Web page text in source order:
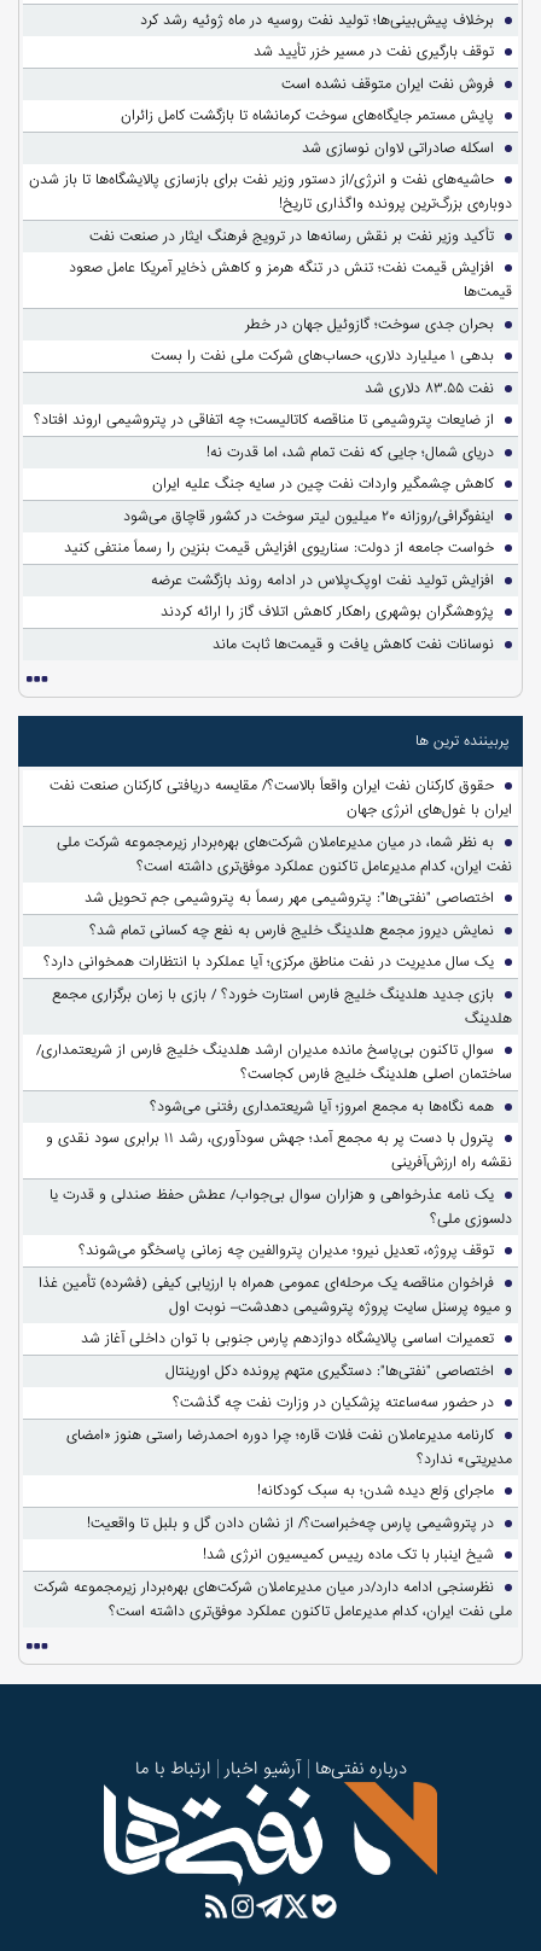
برخلاف پیش‌بینی‌ها؛ تولید نفت روسیه در ماه ژوئیه رشد کرد
توقف بارگیری نفت در مسیر خزر تأیید شد
فروش نفت ایران متوقف نشده است
پایش مستمر جایگاه‌های سوخت کرمانشاه تا بازگشت کامل زائران
اسکله صادراتی لاوان نوسازی شد
حاشیه‌های نفت و انرژی/از دستور وزیر نفت برای بازسازی پالایشگاه‌ها تا باز شدن
دوباره‌ی بزرگ‌ترین پرونده واگذاری تاریخ!
تأکید وزیر نفت بر نقش رسانه‌ها در ترویج فرهنگ ایثار در صنعت نفت
افزایش قیمت نفت؛ تنش در تنگه هرمز و کاهش ذخایر آمریکا عامل صعود
قیمت‌ها
بحران جدی سوخت؛ گازوئیل جهان در خطر
بدهی ۱ میلیارد دلاری، حساب‌های شرکت ملی نفت را بست
نفت ۸۳.۵۵ دلاری شد
از ضایعات پتروشیمی تا مناقصه کاتالیست؛ چه اتفاقی در پتروشیمی اروند افتاد؟
دریای شمال؛ جایی که نفت تمام شد، اما قدرت نه!
کاهش چشمگیر واردات نفت چین در سایه جنگ علیه ایران
اینفوگرافی/روزانه ۲۰ میلیون لیتر سوخت در کشور قاچاق می‌شود
خواست جامعه از دولت: سناریوی افزایش قیمت بنزین را رسماً منتفی کنید
افزایش تولید نفت اوپک‌پلاس در ادامه روند بازگشت عرضه
پژوهشگران بوشهری راهکار کاهش اتلاف گاز را ارائه کردند
نوسانات نفت کاهش یافت و قیمت‌ها ثابت ماند
پربیننده ترین ها
حقوق کارکنان نفت ایران واقعاً بالاست؟/ مقایسه دریافتی کارکنان صنعت نفت
ایران با غول‌های انرژی جهان
به نظر شما، در میان مدیرعاملان شرکت‌های بهره‌بردار زیرمجموعه شرکت ملی
نفت ایران، کدام مدیرعامل تاکنون عملکرد موفق‌تری داشته است؟
اختصاصی "نفتی‌ها": پتروشیمی مهر رسماً به پتروشیمی جم تحویل شد
نمایش دیروز مجمع هلدینگ خلیج فارس به نفع چه کسانی تمام شد؟
یک سال مدیریت در نفت مناطق مرکزی؛ آیا عملکرد با انتظارات همخوانی دارد؟
بازی جدید هلدینگ خلیج فارس استارت خورد؟ / بازی با زمان برگزاری مجمع
هلدینگ
سوالِ تاکنون بی‌پاسخ مانده مدیران ارشد هلدینگ خلیج فارس از شریعتمداری/
ساختمان اصلی هلدینگ خلیج فارس کجاست؟
همه نگاه‌ها به مجمع امروز؛ آیا شریعتمداری رفتنی می‌شود؟
پترول با دست پر به مجمع آمد؛ جهش سودآوری، رشد ۱۱ برابری سود نقدی و
نقشه راه ارزش‌آفرینی
یک نامه عذرخواهی و هزاران سوال بی‌جواب/ عطش حفظ صندلی و قدرت یا
دلسوزی ملی؟
توقف پروژه، تعدیل نیرو؛ مدیران پتروالفین چه زمانی پاسخگو می‌شوند؟
فراخوان مناقصه یک مرحله‌ای عمومی همراه با ارزیابی کیفی (فشرده) تأمین غذا
و میوه پرسنل سایت پروژه پتروشیمی دهدشت– نوبت اول
تعمیرات اساسی پالایشگاه دوازدهم پارس جنوبی با توان داخلی آغاز شد
اختصاصی "نفتی‌ها": دستگیری متهم پرونده دکل اورینتال
در حضور سه‌ساعته پزشکیان در وزارت نفت چه گذشت؟
کارنامه مدیرعاملان نفت فلات قاره؛ چرا دوره احمدرضا راستی هنوز «امضای
مدیریتی» ندارد؟
ماجرای وَلع دیده شدن؛ به سبک کودکانه!
در پتروشیمی پارس چه‌خبراست؟/ از نشان دادن گل و بلبل تا واقعیت!
شیخ اینبار با تک ماده رییس کمیسیون انرژی شد!
نظرسنجی ادامه دارد/در میان مدیرعاملان شرکت‌های بهره‌بردار زیرمجموعه شرکت
ملی نفت ایران، کدام مدیرعامل تاکنون عملکرد موفق‌تری داشته است؟
درباره نفتی‌ها آرشیو اخبار ارتباط با ما